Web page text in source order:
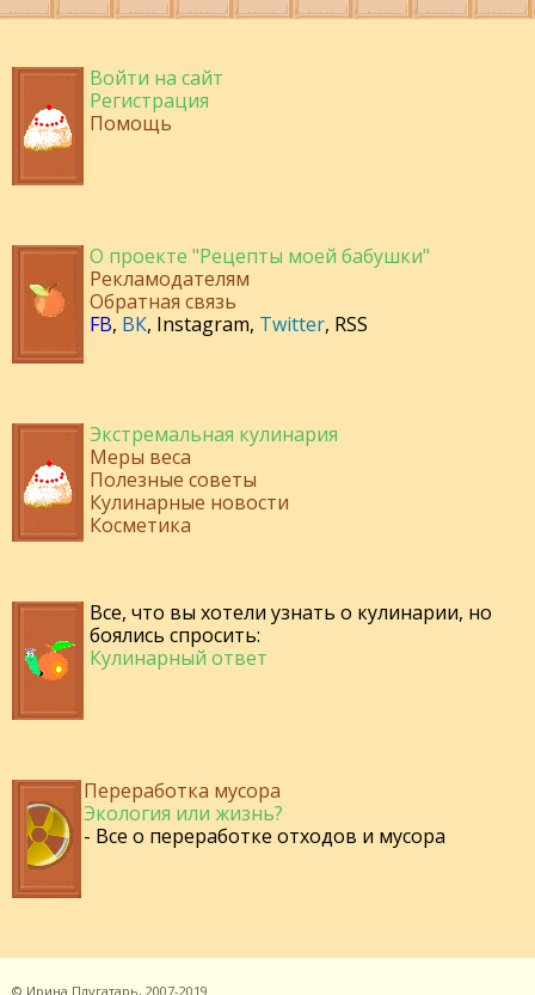
Войти на сайт
Регистрация
Помощь
О проекте "Рецепты моей бабушки"
Рекламодателям
Обратная связь
FB, ВК, Instagram, Twitter, RSS
Экстремальная кулинария
Меры веса
Полезные советы
Кулинарные новости
Косметика
Все, что вы хотели узнать о кулинарии, но
боялись спросить:
Кулинарный ответ
Переработка мусора
Экология или жизнь?
- Все о переработке отходов и мусора
© Ирина Плугатарь, 2007-2019.